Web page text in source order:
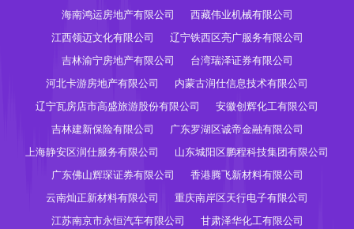
海南鸿运房地产有限公司
西藏伟业机械有限公司
江西领迈文化有限公司
辽宁铁西区亮广服务有限公司
吉林渝宁房地产有限公司
台湾瑞泽证券有限公司
河北卡游房地产有限公司
内蒙古润仕信息技术有限公司
辽宁瓦房店市高盛旅游股份有限公司
安徽创辉化工有限公司
吉林建新保险有限公司
广东罗湖区诚帝金融有限公司
上海静安区润仕服务有限公司
山东城阳区鹏程科技集团有限公司
广东佛山辉琛证券有限公司
香港腾飞新材料有限公司
云南灿正新材料有限公司
重庆南岸区天行电子有限公司
江苏南京市永恒汽车有限公司
甘肃泽华化工有限公司